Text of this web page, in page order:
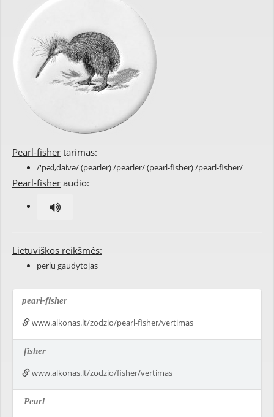
Pearl-fisher tarimas:
/'pə:l,daivə/ (pearler) /pearler/ (pearl-fisher) /pearl-fisher/
Pearl-fisher audio:
Lietuviškos reikšmės:
perlų gaudytojas
pearl-fisher
www.alkonas.lt/zodzio/pearl-fisher/vertimas
fisher
www.alkonas.lt/zodzio/fisher/vertimas
Pearl